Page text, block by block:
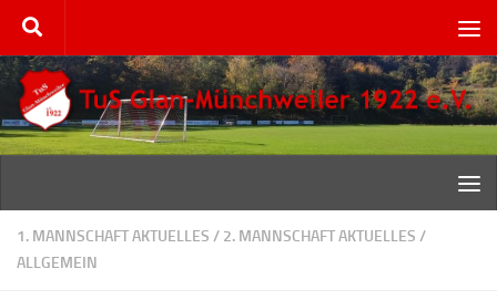
Zum Inhalt springen
1. MANNSCHAFT AKTUELLES / 2. MANNSCHAFT AKTUELLES /
ALLGEMEIN